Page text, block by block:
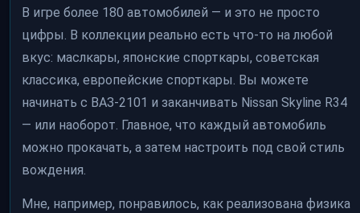
В игре более 180 автомобилей — и это не просто
цифры. В коллекции реально есть что-то на любой
вкус: маслкары, японские спорткары, советская
классика, европейские спорткары. Вы можете
начинать с ВАЗ-2101 и заканчивать Nissan Skyline R34
— или наоборот. Главное, что каждый автомобиль
можно прокачать, а затем настроить под свой стиль
вождения.
Мне, например, понравилось, как реализована физика